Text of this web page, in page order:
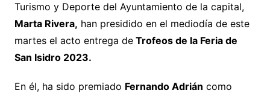
Turismo y Deporte del Ayuntamiento de la capital,
Marta Rivera, han presidido en el mediodía de este
martes el acto entrega deTrofeos de la Feria de
San Isidro 2023.
En él, ha sido premiado Fernando Adrián como